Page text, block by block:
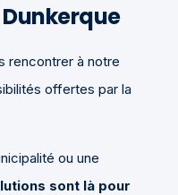
rencontrer à notre
offertes par la
ou une
sont là pour